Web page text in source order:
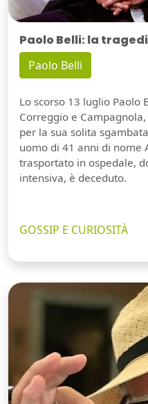
Paolo Belli: la
Paolo Belli
Lo scorso 13 luglio Paolo
Correggio e
per la sua solita
uomo di 41 anni di nome
trasportato in ospedale,
intensiva, è deceduto.
GOSSIP E CURIOSITÀ